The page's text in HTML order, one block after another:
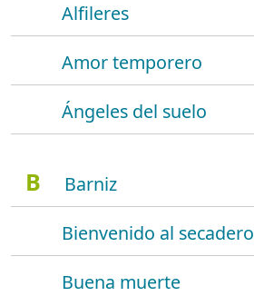
Alfileres
Amor temporero
Ángeles del suelo
B
Barniz
Bienvenido al secadero
Buena muerte